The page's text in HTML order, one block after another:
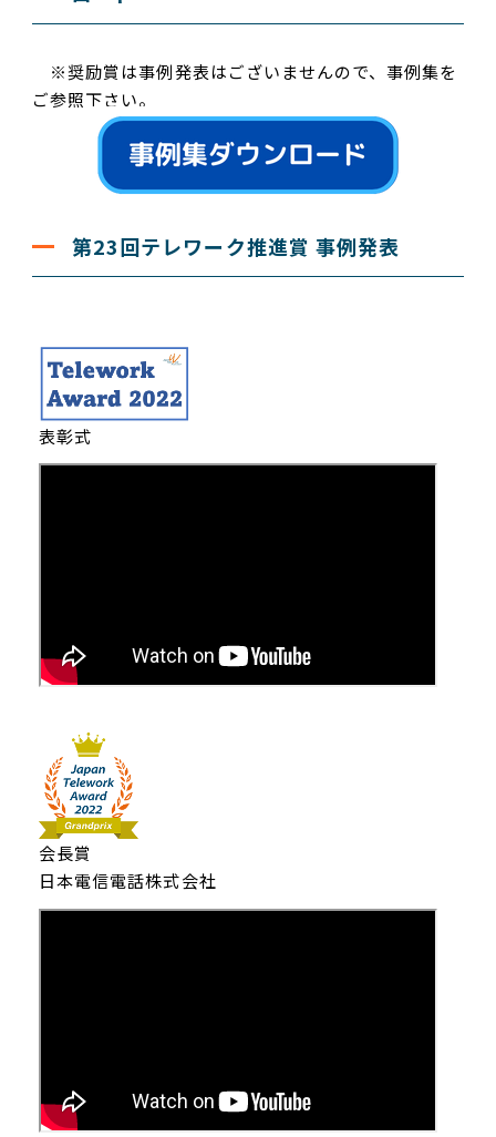
※奨励賞は事例発表はございませんので、事例集を
ご参照下さい。
第23回テレワーク推進賞 事例発表
表彰式
会長賞
日本電信電話株式会社